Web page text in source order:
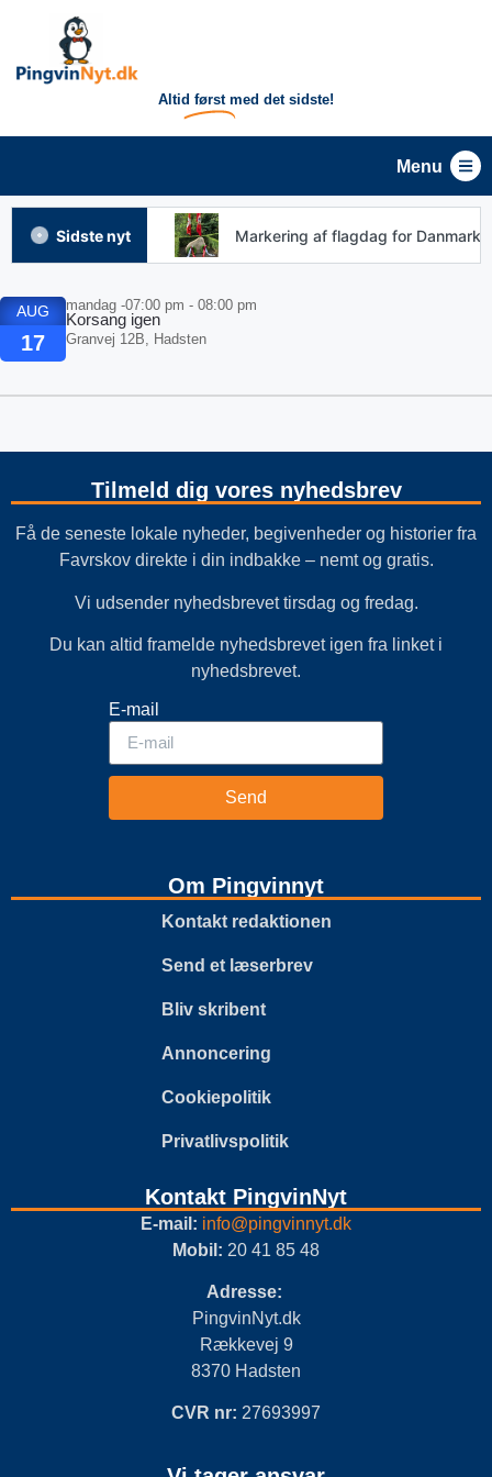
Altid først med det sidste!
Menu
Sidste nyt
Favrskov Markering af flagdag for
AUG
17
mandag -07:00 pm - 08:00 pm
Korsang igen
Granvej 12B, Hadsten
Tilmeld dig vores nyhedsbrev
Få de seneste lokale nyheder, begivenheder og historier fra
Favrskov direkte i din indbakke – nemt og gratis.
Vi udsender nyhedsbrevet tirsdag og fredag.
Du kan altid framelde nyhedsbrevet igen fra linket i
nyhedsbrevet.
E-mail
Send
Om Pingvinnyt
Kontakt redaktionen
Send et læserbrev
Bliv skribent
Annoncering
Cookiepolitik
Privatlivspolitik
Kontakt PingvinNyt
E-mail: info@pingvinnyt.dk
Mobil: 20 41 85 48
Adresse:
PingvinNyt.dk
Rækkevej 9
8370 Hadsten
CVR nr: 27693997